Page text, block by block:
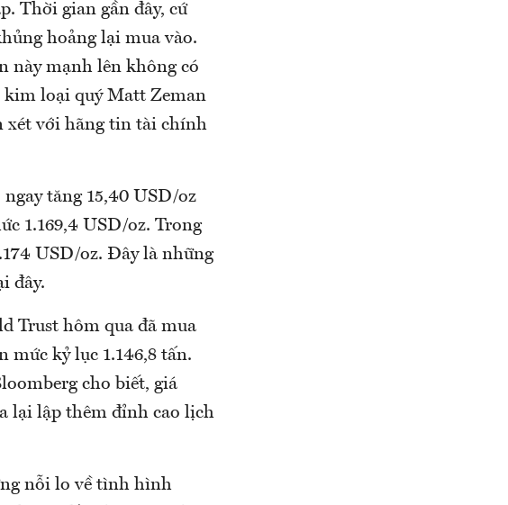
Thời gian gần đây, cứ
hoảng lại mua vào.
này mạnh lên không có
kim loại quý Matt Zeman
xét với hãng tin tài chính
tăng 15,40 USD/oz
1.169,4 USD/oz. Trong
USD/oz. Đây là những
đây.
Trust hôm qua đã mua
mức kỷ lục 1.146,8 tấn.
cho biết, giá
lại lập thêm đỉnh cao lịch
nỗi lo về tình hình